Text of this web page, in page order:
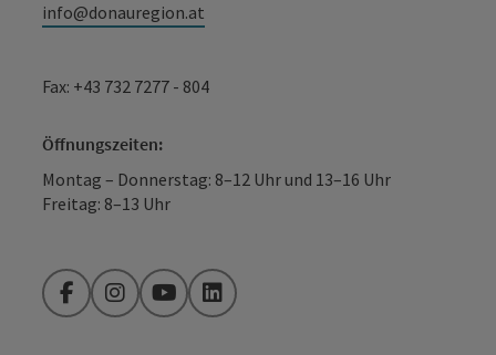
info@donauregion.at
Fax: +43 732 7277 - 804
Öffnungszeiten:
Montag – Donnerstag: 8–12 Uhr und 13–16 Uhr
Freitag: 8–13 Uhr
FacebookInstagramYouTubeLinkedIn